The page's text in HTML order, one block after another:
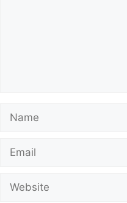
Name
Email
Website